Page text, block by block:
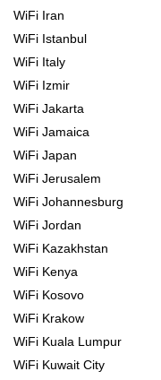
WiFi Iran
WiFi Istanbul
WiFi Italy
WiFi Izmir
WiFi Jakarta
WiFi Jamaica
WiFi Japan
WiFi Jerusalem
WiFi Johannesburg
WiFi Jordan
WiFi Kazakhstan
WiFi Kenya
WiFi Kosovo
WiFi Krakow
WiFi Kuala Lumpur
WiFi Kuwait City